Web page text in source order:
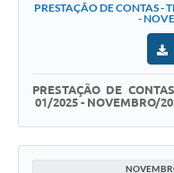
PRESTAÇÃO DE CONTAS -
-
PRESTAÇÃO DE
01/2025 - NOVEMBRO/